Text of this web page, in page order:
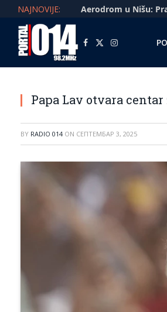
NAJNOVIJE:
Facebook
X
Instagram
Papa Lav otvara
BY RADIO 014 ON СЕПТЕМБАР 3, 2025